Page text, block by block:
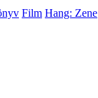
Film Hang: Zene